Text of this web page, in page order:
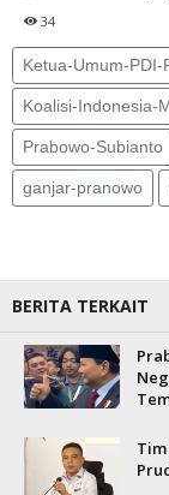
34
Ketua-Umum-
Koalisi-Indonesia-
Prabowo-Subianto
ganjar-pranowo
BERITA TERKAIT